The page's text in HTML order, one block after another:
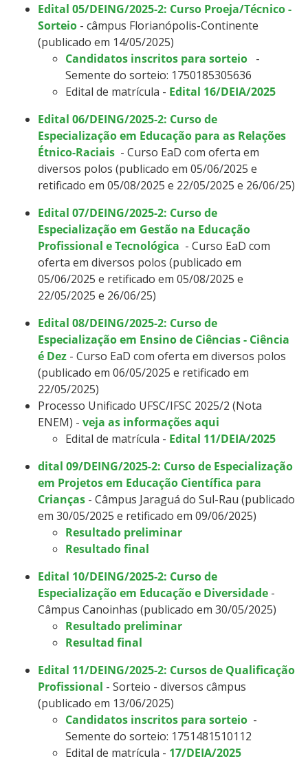
Edital 05/DEING/2025-2: Curso Proeja/Técnico -
Sorteio - câmpus Florianópolis-Continente
(publicado em 14/05/2025)
Candidatos inscritos para sorteio -
Semente do sorteio: 1750185305636
Edital de matrícula - Edital 16/DEIA/2025
Edital 06/DEING/2025-2: Curso de
Especialização em Educação para as Relações
Étnico-Raciais - Curso EaD com oferta em
diversos polos (publicado em 05/06/2025 e
retificado em 05/08/2025 e 22/05/2025 e 26/06/25)
Edital 07/DEING/2025-2: Curso de
Especialização em Gestão na Educação
Profissional e Tecnológica - Curso EaD com
oferta em diversos polos (publicado em
05/06/2025 e retificado em 05/08/2025 e
22/05/2025 e 26/06/25)
Edital 08/DEING/2025-2: Curso de
Especialização em Ensino de Ciências - Ciência
é Dez - Curso EaD com oferta em diversos polos
(publicado em 06/05/2025 e retificado em
22/05/2025)
Processo Unificado UFSC/IFSC 2025/2 (Nota
ENEM) - veja as informações aqui
Edital de matrícula - Edital 11/DEIA/2025
dital 09/DEING/2025-2: Curso de Especialização
em Projetos em Educação Científica para
Crianças - Câmpus Jaraguá do Sul-Rau (publicado
em 30/05/2025 e retificado em 09/06/2025)
Resultado preliminar
Resultado final
Edital 10/DEING/2025-2: Curso de
Especialização em Educação e Diversidade -
Câmpus Canoinhas (publicado em 30/05/2025)
Resultado preliminar
Resultad final
Edital 11/DEING/2025-2: Cursos de Qualificação
Profissional - Sorteio - diversos câmpus
(publicado em 13/06/2025)
Candidatos inscritos para sorteio -
Semente do sorteio: 1751481510112
Edital de matrícula - 17/DEIA/2025